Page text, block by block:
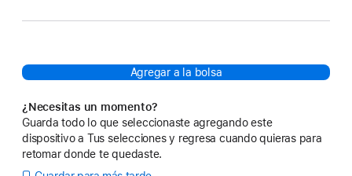
Agregar a la bolsa
¿Necesitas un momento?
Guarda todo lo que seleccionaste agregando este
dispositivo a Tus selecciones y regresa cuando quieras para
retomar donde te quedaste.